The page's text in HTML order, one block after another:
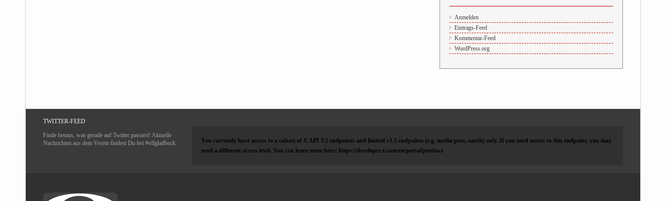
Anmelden
Eintrags-Feed
Kommentar-Feed
WordPress.org
TWITTER-FEED
Finde heraus, was gerade auf Twitter passiert! Aktuelle
Nachrichten aus dem Verein findest Du bei #vflgladbeck:
You currently have access to a subset of X API V2 endpoints and limited v1.1 endpoints (e.g. media post, oauth) only. If you need access to this endpoint, you may
need a different access level. You can learn more here: https://developer.x.com/en/portal/product